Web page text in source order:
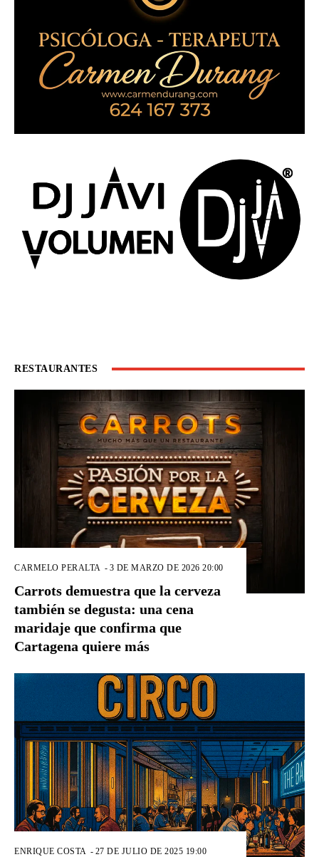
RESTAURANTES
CARMELO PERALTA - 3 DE MARZO DE 2026 20:00
Carrots demuestra que la cerveza
también se degusta: una cena
maridaje que confirma que
Cartagena quiere más
ENRIQUE COSTA - 27 DE JULIO DE 2025 19:00